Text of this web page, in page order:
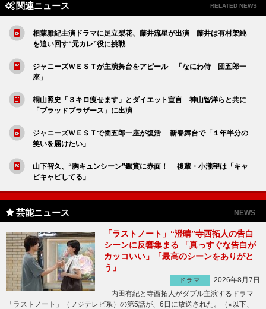
関連ニュース RELATED NEWS
相葉雅紀主演ドラマに足立梨花、藤井流星が出演 藤井は有村架純
を追い回す“元カレ”役に挑戦
ジャニーズＷＥＳＴが主演舞台をアピール 「なにわ侍 団五郎一
座」
桐山照史「３キロ痩せます」とダイエット宣言 神山智洋らと共に
「ブラッドブラザース」に出演
ジャニーズＷＥＳＴで団五郎一座が復活 新春舞台で「１年半分の
笑いを届けたい」
山下智久、“胸キュンシーン”鑑賞に赤面！ 後輩・小瀧望は「キャ
ピキャピしてる」
芸能ニュース NEWS
「ラストノート」“澄晴”寺西拓人の告白
シーンに反響集まる 「真っすぐな告白が
カッコいい」「最高のシーンをありがと
う」
ドラマ
2026年8月7日
内田有紀と寺西拓人がダブル主演するドラマ
「ラストノート」（フジテレビ系）の第5話が、6日に放送された。（※以下、